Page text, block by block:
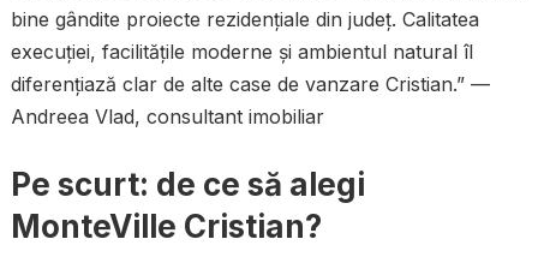
bine gândite proiecte rezidențiale din județ. Calitatea
execuției, facilitățile moderne și ambientul natural îl
diferențiază clar de alte case de vanzare Cristian.” —
Andreea Vlad, consultant imobiliar
Pe scurt: de ce să alegi
MonteVille Cristian?